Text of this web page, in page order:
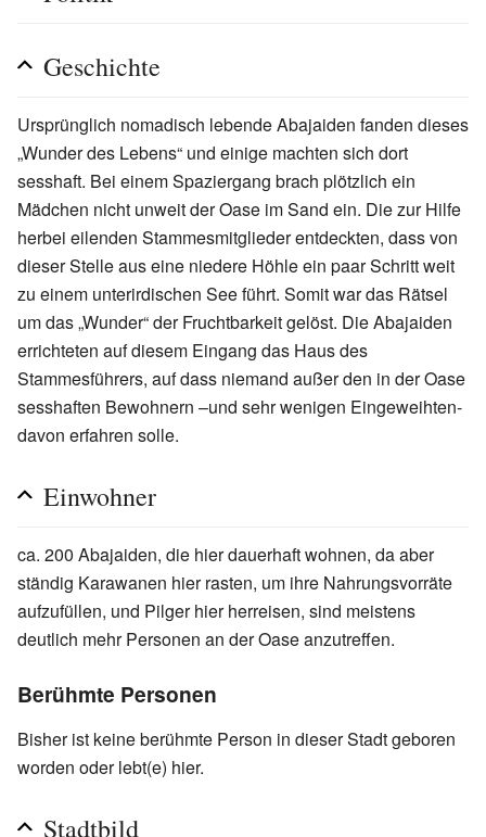
Geschichte
Ursprünglich nomadisch lebende Abajaiden fanden dieses
„Wunder des Lebens“ und einige machten sich dort
sesshaft. Bei einem Spaziergang brach plötzlich ein
Mädchen nicht unweit der Oase im Sand ein. Die zur Hilfe
herbei eilenden Stammesmitglieder entdeckten, dass von
dieser Stelle aus eine niedere Höhle ein paar Schritt weit
zu einem unterirdischen See führt. Somit war das Rätsel
um das „Wunder“ der Fruchtbarkeit gelöst. Die Abajaiden
errichteten auf diesem Eingang das Haus des
Stammesführers, auf dass niemand außer den in der Oase
sesshaften Bewohnern –und sehr wenigen Eingeweihten-
davon erfahren solle.
Einwohner
ca. 200 Abajaiden, die hier dauerhaft wohnen, da aber
ständig Karawanen hier rasten, um ihre Nahrungsvorräte
aufzufüllen, und Pilger hier herreisen, sind meistens
deutlich mehr Personen an der Oase anzutreffen.
Berühmte Personen
Bisher ist keine berühmte Person in dieser Stadt geboren
worden oder lebt(e) hier.
Stadtbild